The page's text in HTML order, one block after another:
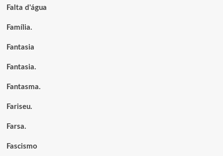
Falta d'água
Família.
Fantasia
Fantasia.
Fantasma.
Fariseu.
Farsa.
Fascismo